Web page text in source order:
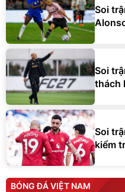
Soi
Soi
thách
Soi
kiểm
BÓNG ĐÁ VIỆT NAM